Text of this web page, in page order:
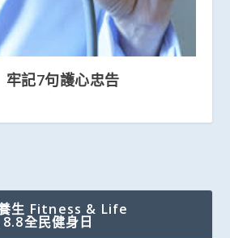
記7句護心忠告
生 Fitness & Life
全民健身日